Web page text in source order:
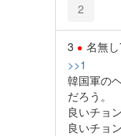
2
3 名無し
>>1
韓国軍の
だろう。
良いチョ
良いチョ